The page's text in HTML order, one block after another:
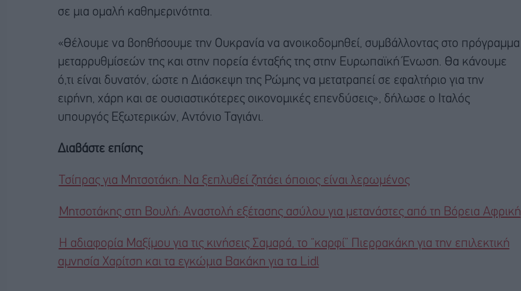
σε μια ομαλή καθημερινότητα.
«Θέλουμε να βοηθήσουμε την Ουκρανία να ανοικοδομηθεί, συμβάλλοντας στο πρόγραμμα
μεταρρυθμίσεών της και στην πορεία ένταξής της στην Ευρωπαϊκή Ένωση. Θα κάνουμε
ό,τι είναι δυνατόν, ώστε η Διάσκεψη της Ρώμης να μετατραπεί σε εφαλτήριο για την
ειρήνη, χάρη και σε ουσιαστικότερες οικονομικές επενδύσεις», δήλωσε ο Ιταλός
υπουργός Εξωτερικών, Αντόνιο Ταγιάνι.
Διαβάστε επίσης
Τσίπρας για Μητσοτάκη: Να ξεπλυθεί ζητάει όποιος είναι λερωμένος
Μητσοτάκης στη Βουλή: Αναστολή εξέτασης ασύλου για μετανάστες από τη Βόρεια Αφρική
Η αδιαφορία Μαξίμου για τις κινήσεις Σαμαρά, το “καρφί” Πιερρακάκη για την επιλεκτική
αμνησία Χαρίτση και τα εγκώμια Βακάκη για τα Lidl